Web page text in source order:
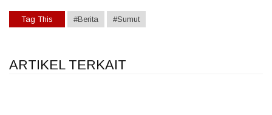
Tag This #Berita #Sumut
ARTIKEL TERKAIT